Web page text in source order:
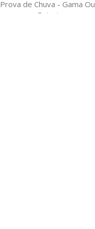
Prova de Chuva - Gama
Exterior